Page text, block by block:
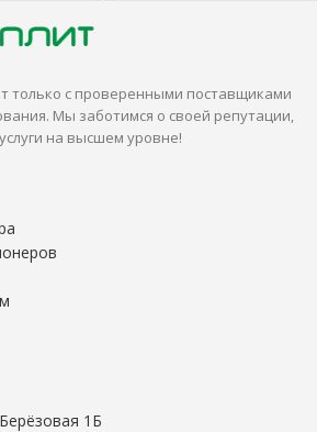
качеством и надежностью.
только с проверенными поставщиками
Мы заботимся о своей репутации,
на высшем уровне!
1Б